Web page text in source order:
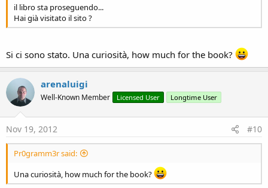
il libro sta proseguendo...
Hai già visitato il sito ?
Si ci sono stato. Una curiosità, how much for the book?
arenaluigi
Well-Known Member Licensed User Longtime User
Nov 19, 2012 #10
Pr0gramm3r said:
Una curiosità, how much for the book?